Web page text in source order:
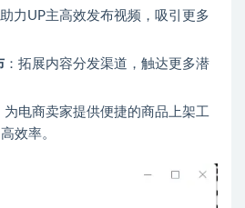
助力UP主高效发布视频，吸引更多
：拓展内容分发渠道，触达更多潜
为电商卖家提供便捷的商品上架工
效率。